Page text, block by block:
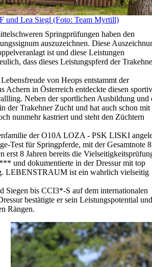
Lea Siegl (Foto: Team Myrtill)
Springprüfungen haben den
auszuzeichnen. Diese
ist und diese Leistungen
dass dieses Leistungspferd der
von Heops entstammt der
Achern in Österreich entdeckte diesen
Neben der sportlichen Ausbildung und
Trakehner Zucht und hat auch schon mit
nunmehr kastriert und steht den Züchtern
der O10A LOZA - PSK LISKI
Test für Springpferde, mit der Gesamtnote
8 Jahren bereits die
und dokumentierte in der Dressur mit top
LEBENSTRAUM ist ein wahrlich vielseitig
Siegen bis CCI3*-S auf dem internationalen
bestätigte er sein Leistungspotential und
Rängen.